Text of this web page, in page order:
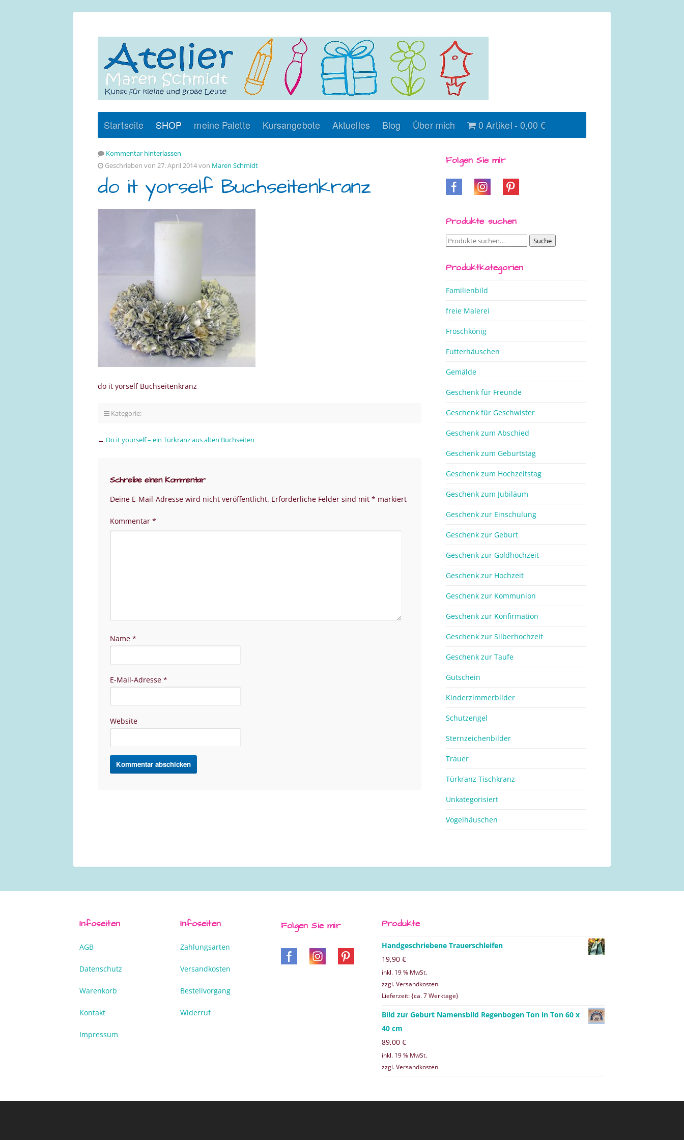
Startseite SHOP meine Palette Kursangebote Aktuelles Blog Über mich 0 Artikel 0,00 €
Kommentar hinterlassen
Geschrieben von 27. April 2014 von Maren Schmidt
do it yorself Buchseitenkranz
do it yorself Buchseitenkranz
Kategorie:
← Do it yourself – ein Türkranz aus alten Buchseiten
Schreibe einen Kommentar
Deine E-Mail-Adresse wird nicht veröffentlicht. Erforderliche Felder sind mit * markiert
Kommentar *
Name *
E-Mail-Adresse *
Website
Folgen Sie mir
Produkte suchen
Suche
Suche
Produktkategorien
Familienbild
freie Malerei
Froschkönig
Futterhäuschen
Gemälde
Geschenk für Freunde
Geschenk für Geschwister
Geschenk zum Abschied
Geschenk zum Geburtstag
Geschenk zum Hochzeitstag
Geschenk zum Jubiläum
Geschenk zur Einschulung
Geschenk zur Geburt
Geschenk zur Goldhochzeit
Geschenk zur Hochzeit
Geschenk zur Kommunion
Geschenk zur Konfirmation
Geschenk zur Silberhochzeit
Geschenk zur Taufe
Gutschein
Kinderzimmerbilder
Schutzengel
Sternzeichenbilder
Trauer
Türkranz Tischkranz
Unkategorisiert
Vogelhäuschen
Infoseiten
AGB
Datenschutz
Warenkorb
Kontakt
Impressum
Infoseiten
Zahlungsarten
Versandkosten
Bestellvorgang
Widerruf
Folgen Sie mir Produkte
Handgeschriebene Trauerschleifen
19,90 €
inkl. 19 % MwSt.
zzgl. Versandkosten
Lieferzeit: {ca. 7 Werktage}
Bild zur Geburt Namensbild Regenbogen Ton in Ton 60 x
40 cm
89,00 €
inkl. 19 % MwSt.
zzgl. Versandkosten